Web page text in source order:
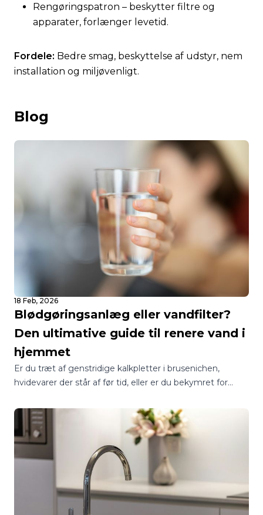
Rengøringspatron – beskytter filtre og
apparater, forlænger levetid.
Fordele: Bedre smag, beskyttelse af udstyr, nem
installation og miljøvenligt.
Blog
18 Feb, 2026
Blødgøringsanlæg eller vandfilter?
Den ultimative guide til renere vand i
hjemmet
Er du træt af genstridige kalkpletter i brusenichen,
hvidevarer der står af før tid, eller er du bekymret for
boligejere over for det samme spørgsmål: Skal jeg vælge
et blødgøringsanlæg eller et vandfilter?